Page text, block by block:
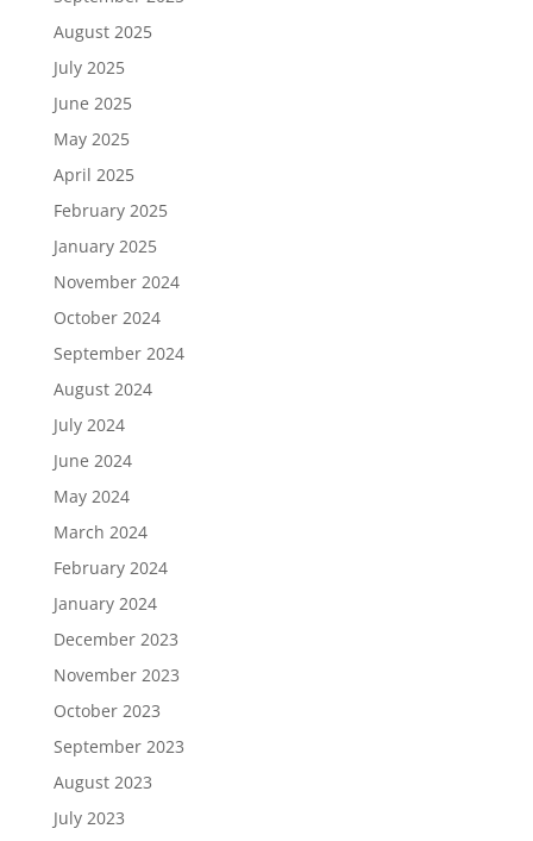
August 2025
July 2025
June 2025
May 2025
April 2025
February 2025
January 2025
November 2024
October 2024
September 2024
August 2024
July 2024
June 2024
May 2024
March 2024
February 2024
January 2024
December 2023
November 2023
October 2023
September 2023
August 2023
July 2023